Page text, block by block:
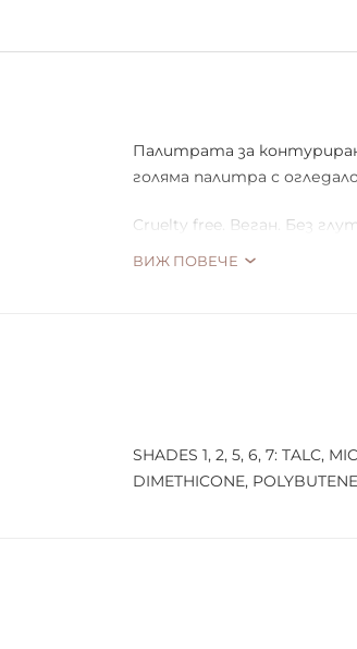
Палитрата за
голяма палитра с
Cruelty free. Веган. Без
ВИЖ ПОВЕЧЕ
SHADES 1, 2, 5, 6, 7: TALC,
DIMETHICONE,